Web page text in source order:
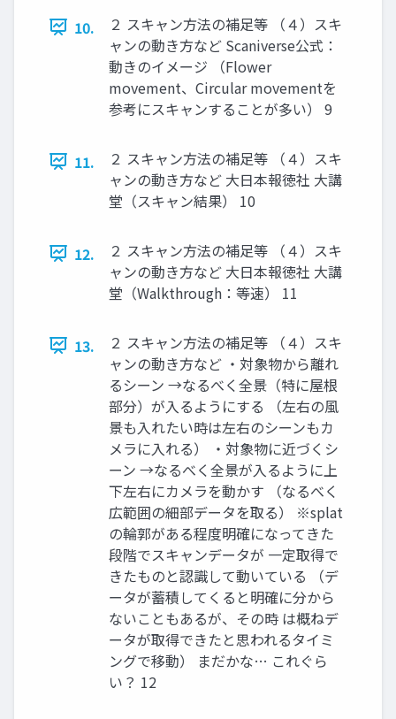
10.
２ スキャン方法の補足等 （４）スキ
ャンの動き方など Scaniverse公式：
動きのイメージ （Flower
movement、Circular movementを
参考にスキャンすることが多い） 9
11.
２ スキャン方法の補足等 （４）スキ
ャンの動き方など 大日本報徳社 大講
堂（スキャン結果） 10
12.
２ スキャン方法の補足等 （４）スキ
ャンの動き方など 大日本報徳社 大講
堂（Walkthrough：等速） 11
13.
２ スキャン方法の補足等 （４）スキ
ャンの動き方など ・対象物から離れ
るシーン →なるべく全景（特に屋根
部分）が入るようにする （左右の風
景も入れたい時は左右のシーンもカ
メラに入れる） ・対象物に近づくシ
ーン →なるべく全景が入るように上
下左右にカメラを動かす （なるべく
広範囲の細部データを取る） ※splat
の輪郭がある程度明確になってきた
段階でスキャンデータが 一定取得で
きたものと認識して動いている （デ
ータが蓄積してくると明確に分から
ないこともあるが、その時 は概ねデ
ータが取得できたと思われるタイミ
ングで移動） まだかな… これぐら
い？ 12